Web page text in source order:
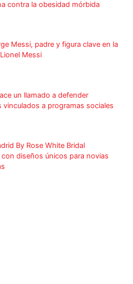
contra la obesidad mórbida
Messi, padre y figura clave en la
Messi
un llamado a defender
vinculados a programas sociales
By Rose White Bridal
con diseños únicos para novias